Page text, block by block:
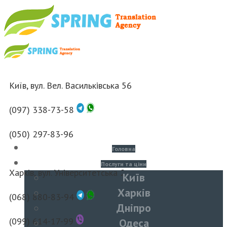
Київ, вул. Вел. Васильківська 56
(097) 338-73-58
(050) 297-83-96
Харків, вул. Університетська 2
(068) 880-83-94
(099) 614-17-99
Головна
Послуги та ціни
Київ
Харків
Дніпро
Одеса